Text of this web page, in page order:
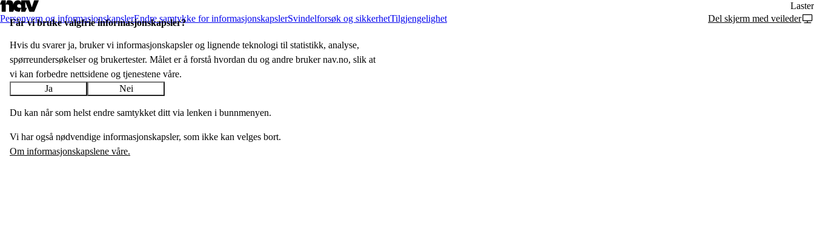
Får vi bruke valgfrie informasjon­skapsler?
Hvis du svarer ja, bruker vi informasjons­­kapsler og lignende teknologi til statistikk, analyse,
spørreundersøkelser og bruker­tester. Målet er å forstå hvordan du og andre bruker nav.no, slik at
vi kan forbedre nettsidene og tjenestene våre.
Ja
Nei
Du kan når som helst endre samtykket ditt via lenken i bunnmenyen.
Vi har også nødvendige informasjonskapsler, som ikke kan velges bort.
Om informasjonskapslene våre.
Laster
Personvern og informasjonskapslerEndre samtykke for informasjonskapslerSvindelforsøk og sikkerhetTilgjengelighet Del skjerm med veileder